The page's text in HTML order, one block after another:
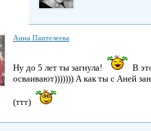
Анна Пантелеева
Ну до 5 лет ты загнула!
В
осваивают))))))) А как ты с Аней
(ттт)